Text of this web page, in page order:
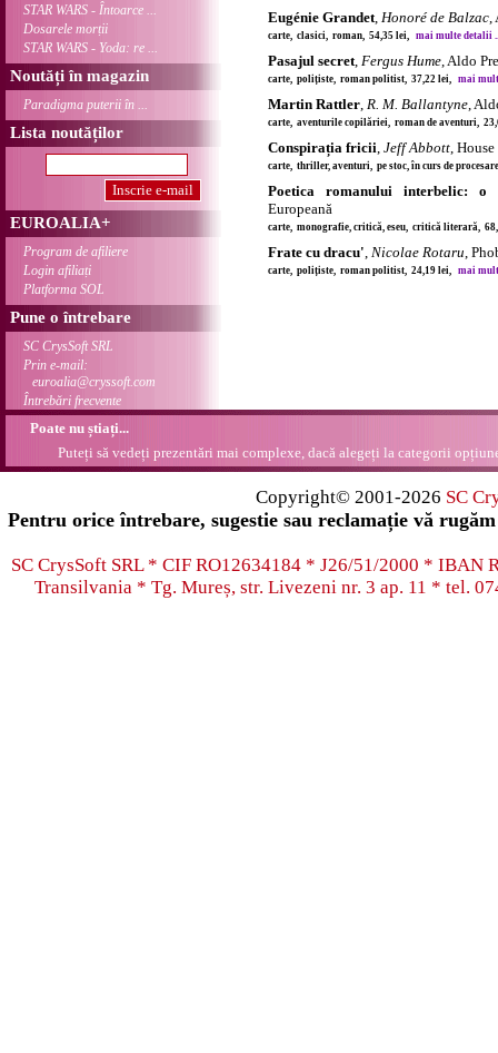
STAR WARS - Întoarce ...
Dosarele morții
STAR WARS - Yoda: re ...
Noutăți în magazin
Paradigma puterii în ...
Lista noutăților
EUROALIA+
Program de afiliere
Login afiliați
Platforma SOL
Pune o întrebare
SC CrysSoft SRL
Prin e-mail:
euroalia@cryssoft.com
Întrebări frecvente
Eugénie Grandet, Honoré de Balzac,
carte, clasici, roman, 54,35 lei, mai multe detalii
Pasajul secret, Fergus Hume, Aldo
carte, polițiste, roman politist, 37,22 lei, mai
Martin Rattler, R. M. Ballantyne,
carte, aventurile copilăriei, roman de aventuri,
Conspirația fricii, Jeff Abbott,
carte, thriller, aventuri, pe stoc, în curs de
Poetica romanului interbelic: o
Europeană
carte, monografie, critică, eseu, critică literară,
Frate cu dracu', Nicolae Rotaru,
carte, polițiste, roman politist, 24,19 lei, mai
Poate nu știați...
Puteți să vedeți prezentări mai complexe, dacă alegeți la categorii
Copyright© 2001-2026 SC
Pentru orice întrebare, sugestie sau reclamație vă
SC CrysSoft SRL * CIF RO12634184 * J26/51/2000 * IBAN
Transilvania * Tg. Mureș, str. Livezeni nr. 3 ap. 11 * tel.